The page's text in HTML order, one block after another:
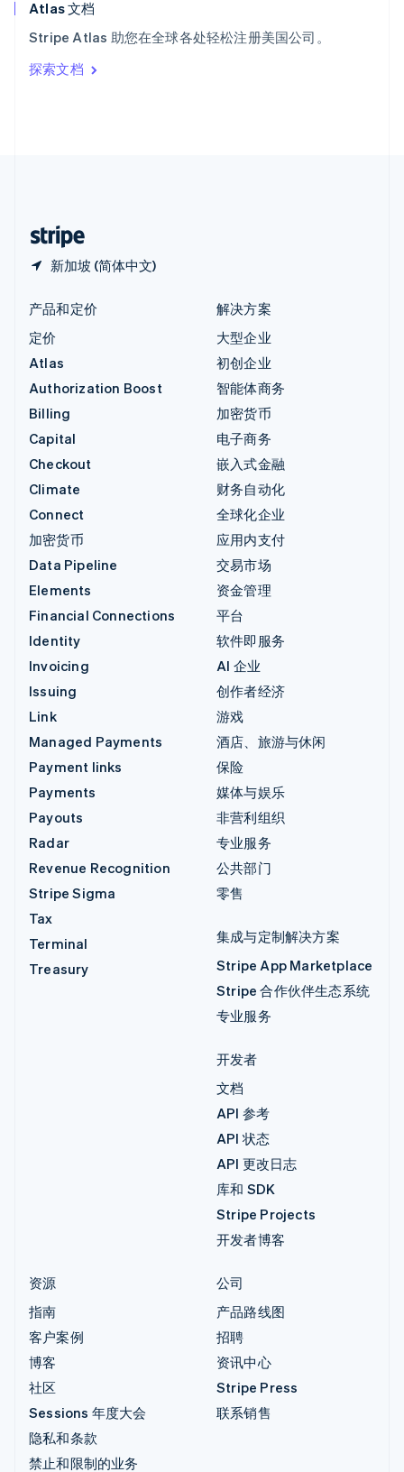
Atlas 文档
Stripe Atlas 助您在全球各处轻松注册美国公司。
探索文档
新加坡 (简体中文)
English
ItalianoEnglish
印度
English
产品和定价
定价
Atlas
Authorization Boost
Billing
Capital
Checkout
Climate
Connect
加密货币
Data Pipeline
Elements
Financial Connections
Identity
Invoicing
Issuing
Link
Managed Payments
Payment links
Payments
Payouts
Radar
Revenue Recognition
Stripe Sigma
Tax
Terminal
Treasury
解决方案
大型企业
初创企业
智能体商务
加密货币
电子商务
嵌入式金融
财务自动化
全球化企业
应用内支付
交易市场
资金管理
平台
软件即服务
AI 企业
创作者经济
游戏
酒店、旅游与休闲
保险
媒体与娱乐
非营利组织
专业服务
公共部门
零售
集成与定制解决方案
Stripe App Marketplace
Stripe 合作伙伴生态系统
专业服务
开发者
文档
API 参考
API 状态
API 更改日志
库和 SDK
Stripe Projects
开发者博客
资源
指南
客户案例
博客
社区
Sessions 年度大会
隐私和条款
禁止和限制的业务
公司
产品路线图
招聘
资讯中心
Stripe Press
联系销售